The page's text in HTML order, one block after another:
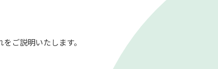
ご説明いたします。